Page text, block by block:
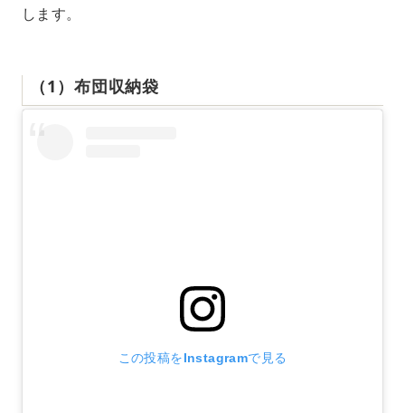
します。
（1）布団収納袋
この投稿をInstagramで見る